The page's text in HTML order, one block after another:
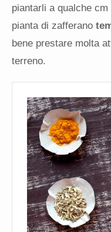
piantarli a qualche cm
pianta di zafferano
bene prestare molta
terreno.